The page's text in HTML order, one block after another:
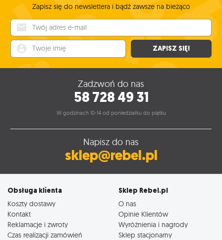
Zapisz się do newslettera i bądź zawsze na bieżąco
ZAPISZ SIĘ!
Zadzwoń do nas
58 728 49 31
W godzinach 10-14 od poniedziałku do piątku
Napisz do nas
sklep@rebel.pl
Obsługa klienta
Koszty dostawy
Kontakt
Reklamacje i zwroty
Czas realizacji zamówień
Sklep Rebel.pl
O nas
Opinie Klientów
Wyróżnienia i nagrody
Sklep stacjonarny